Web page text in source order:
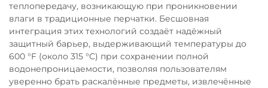
теплопередачу, возникающую при проникновении
влаги в традиционные перчатки. Бесшовная
интеграция этих технологий создаёт надёжный
защитный барьер, выдерживающий температуры до
600 °F (около 315 °C) при сохранении полной
водонепроницаемости, позволяя пользователям
уверенно брать раскалённые предметы, извлечённые